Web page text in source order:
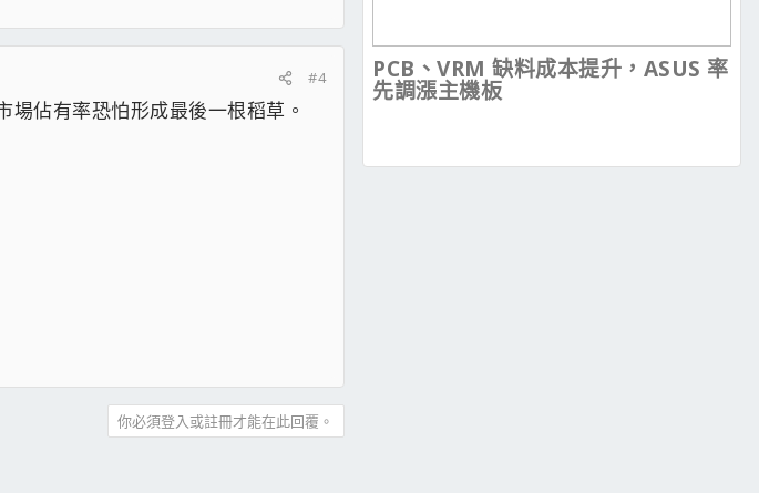
#4
佔有率恐怕形成最後一根稻草。
你必須登入或註冊才能在此回覆。
PCB、VRM 缺料成本提升，ASUS 率
先調漲主機板